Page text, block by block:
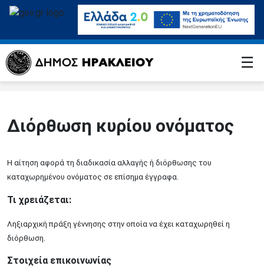
☰
Διόρθωση κυρίου ονόματος
Η αίτηση αφορά τη διαδικασία αλλαγής ή διόρθωσης του
καταχωρημένου ονόματος σε επίσημα έγγραφα.
Τι χρειάζεται:
Ληξιαρχική πράξη γέννησης στην οποία να έχει καταχωρηθεί η
διόρθωση.
Στοιχεία επικοινωνίας